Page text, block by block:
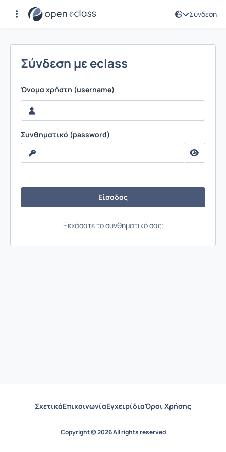
Σύνδεση
Σύνδεση
Σύνδεση με eclass
Όνομα χρήστη (username)
Συνθηματικό (password)
Ξεχάσατε το συνθηματικό σας;
ΣχετικάΕπικοινωνίαΕγχειρίδιαΌροι Χρήσης
Copyright © 2026 All rights reserved